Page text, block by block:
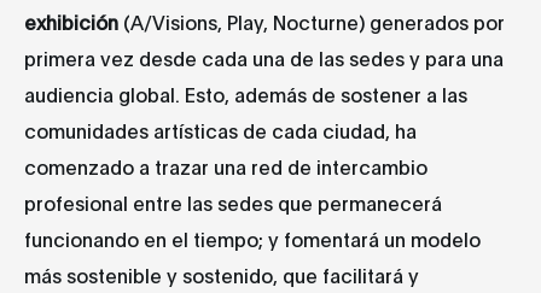
exhibición (A/Visions, Play, Nocturne) generados por
primera vez desde cada una de las sedes y para una
audiencia global. Esto, además de sostener a las
comunidades artísticas de cada ciudad, ha
comenzado a trazar una red de intercambio
profesional entre las sedes que permanecerá
funcionando en el tiempo; y fomentará un modelo
más sostenible y sostenido, que facilitará y